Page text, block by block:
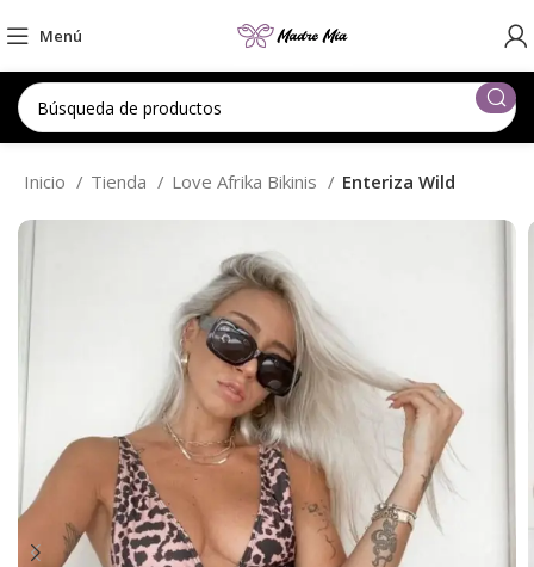
Menú
Inicio Tienda Love Afrika Bikinis Enteriza Wild